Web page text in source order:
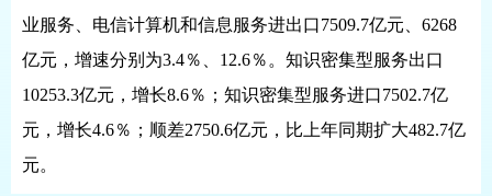
业服务、电信计算机和信息服务进出口7509.7亿元、6268
亿元，增速分别为3.4％、12.6％。知识密集型服务出口
10253.3亿元，增长8.6％；知识密集型服务进口7502.7亿
元，增长4.6％；顺差2750.6亿元，比上年同期扩大482.7亿
元。